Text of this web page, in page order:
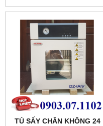
TỦ SẤY CHÂN KHÔNG 24